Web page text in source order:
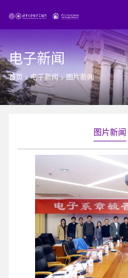
电子新闻
首页 >电子新闻>图片新闻
图片新闻